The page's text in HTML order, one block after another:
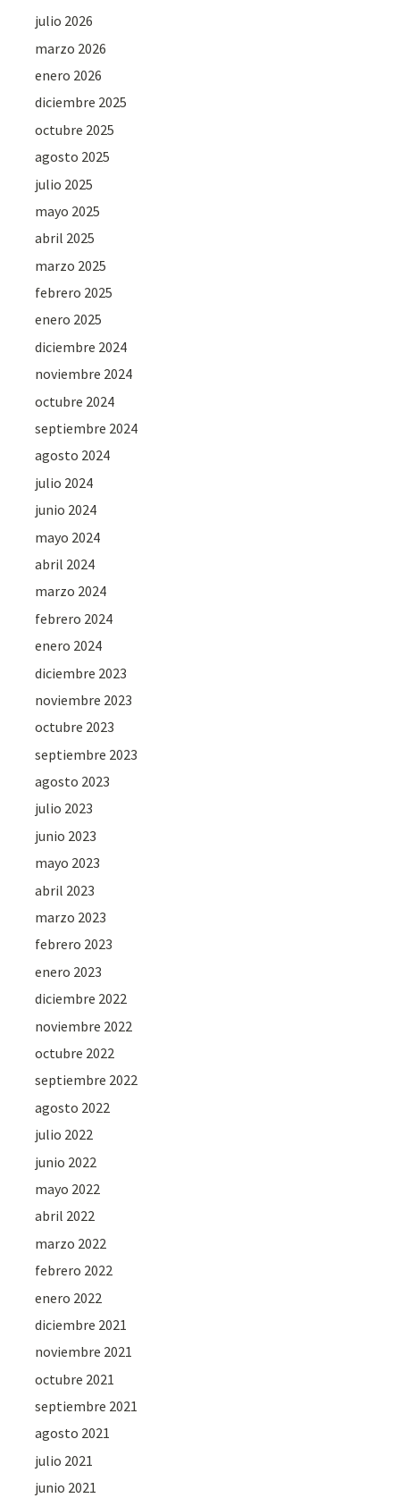
julio 2026
marzo 2026
enero 2026
diciembre 2025
octubre 2025
agosto 2025
julio 2025
mayo 2025
abril 2025
marzo 2025
febrero 2025
enero 2025
diciembre 2024
noviembre 2024
octubre 2024
septiembre 2024
agosto 2024
julio 2024
junio 2024
mayo 2024
abril 2024
marzo 2024
febrero 2024
enero 2024
diciembre 2023
noviembre 2023
octubre 2023
septiembre 2023
agosto 2023
julio 2023
junio 2023
mayo 2023
abril 2023
marzo 2023
febrero 2023
enero 2023
diciembre 2022
noviembre 2022
octubre 2022
septiembre 2022
agosto 2022
julio 2022
junio 2022
mayo 2022
abril 2022
marzo 2022
febrero 2022
enero 2022
diciembre 2021
noviembre 2021
octubre 2021
septiembre 2021
agosto 2021
julio 2021
junio 2021